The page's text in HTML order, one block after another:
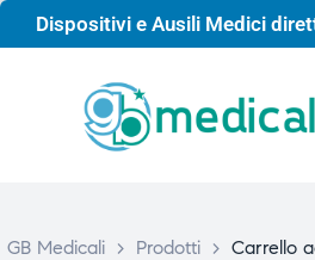
Dispositivi e Ausili Medici
GB Medicali > Prodotti > Carrello